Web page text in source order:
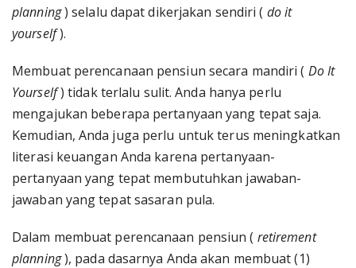
planning) selalu dapat dikerjakan sendiri ( do it
yourself).
Membuat perencanaan pensiun secara mandiri ( Do It
Yourself) tidak terlalu sulit. Anda hanya perlu
mengajukan beberapa pertanyaan yang tepat saja.
Kemudian, Anda juga perlu untuk terus meningkatkan
literasi keuangan Anda karena pertanyaan-
pertanyaan yang tepat membutuhkan jawaban-
jawaban yang tepat sasaran pula.
Dalam membuat perencanaan pensiun ( retirement
planning), pada dasarnya Anda akan membuat (1)